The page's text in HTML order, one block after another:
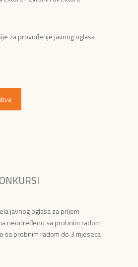
za provođenje javnog oglasa
javnog oglasa za prijem
neodređeno sa probnim radom
sa probnim radom do 3 mjeseca